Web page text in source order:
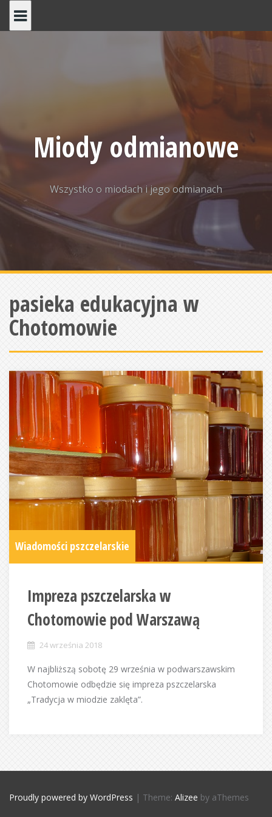
Miody odmianowe
Wszystko o miodach i jego odmianach
pasieka edukacyjna w
Chotomowie
Wiadomości pszczelarskie
Impreza pszczelarska w
Chotomowie pod Warszawą
24 września 2018
W najbliższą sobotę 29 września w podwarszawskim
Chotomowie odbędzie się impreza pszczelarska
„Tradycja w miodzie zaklęta”.
Proudly powered by WordPress | Theme: Alizee by aThemes